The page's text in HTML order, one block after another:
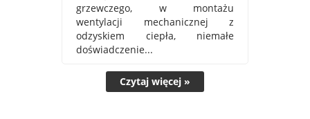
grzewczego, w montażu
wentylacji mechanicznej z
odzyskiem ciepła, niemałe
doświadczenie...
Czytaj więcej »